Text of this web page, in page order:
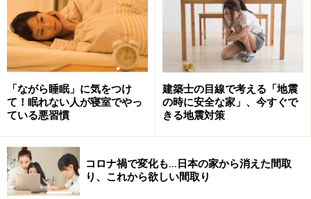
南東から春が来る！木のインテリアで結婚運を集め
る
■参考記事
≫≫風水の基本について
≫≫住まいに風水を取り入れる際の注意点
風水の金運は風に乗って西からやってくる
「ながら睡眠」に気をつけ
て！眠れない人が寝室でやっ
ている悪習慣
建築士の目線で考える「地震
の時に安全な家」、今すぐで
きる地震対策
コロナ禍で変化も…日本の家から消えた間取
り、これから欲しい間取り